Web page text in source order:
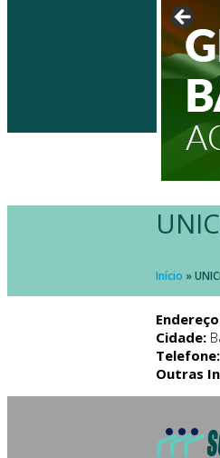
Início »
Cidade:
Telefone:
Outras